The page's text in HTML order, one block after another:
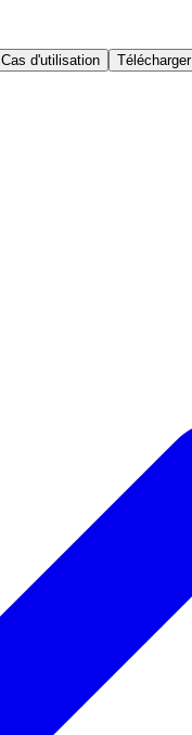
Cas d'utilisation Télécharger